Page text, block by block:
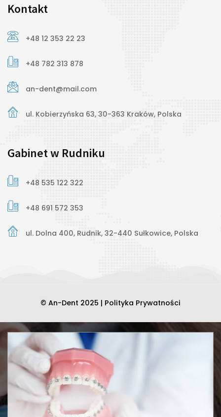
estetyczna
Implantologia Protetyka Chirurgia
Potrzebujesz konsultacji? Skontaktuj się.
Kontakt
+48 12 353 22 23
+48 782 313 878
an-dent@mail.com
ul. Kobierzyńska 63, 30-363 Kraków, Polska
Gabinet w Rudniku
+48 535 122 322
+48 691 572 353
ul. Dolna 400, Rudnik, 32-440 Sułkowice, Polska
© An-Dent 2025 | Polityka Prywatności